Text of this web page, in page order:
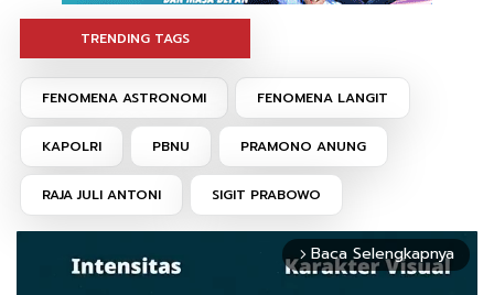
TRENDING TAGS
FENOMENA ASTRONOMI FENOMENA LANGIT
KAPOLRI PBNU PRAMONO ANUNG
RAJA JULI ANTONI SIGIT PRABOWO
arrow_forward_ios Baca Selengkapnya